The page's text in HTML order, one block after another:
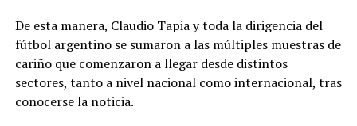
De esta manera, Claudio Tapia y toda la dirigencia del
fútbol argentino se sumaron a las múltiples muestras de
cariño que comenzaron a llegar desde distintos
sectores, tanto a nivel nacional como internacional, tras
conocerse la noticia.